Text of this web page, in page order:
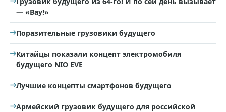
— «Вау!»
Поразительные грузовики будущего
Китайцы показали концепт электромобиля
будущего NIO EVE
Лучшие концепты смартфонов будущего
Армейский грузовик будущего для российской